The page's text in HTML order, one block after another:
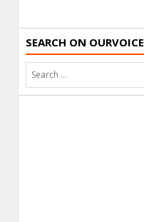
SEARCH ON OURVOICE